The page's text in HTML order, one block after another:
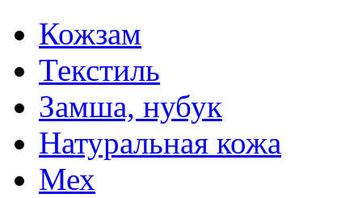
Кожзам
Текстиль
Замша, нубук
Натуральная кожа
Мех